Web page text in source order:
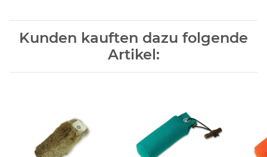
Kunden kauften dazu folgende
Artikel: